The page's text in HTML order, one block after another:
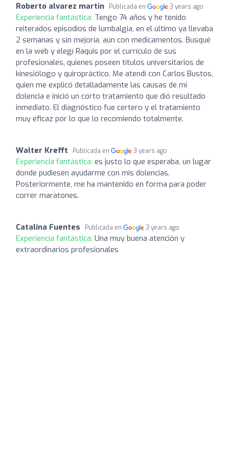
Roberto alvarez martin Publicada en 3 years ago
Experiencia fantástica: Tengo 74 años y he tenido
reiterados episodios de lumbalgia, en el último ya llevaba
2 semanas y sin mejoría, aún con medicamentos. Busqué
en la web y elegí Raquis por el currículo de sus
profesionales, quienes poseen títulos universitarios de
kinesiólogo y quiropráctico. Me atendí con Carlos Bustos,
quien me explicó detalladamente las causas de mi
dolencia e inició un corto tratamiento que dió resultado
inmediato. El diagnóstico fue certero y el tratamiento
muy eficaz por lo que lo recomiendo totalmente.
Walter Krefft Publicada en 3 years ago
Experiencia fantástica: es justo lo que esperaba, un lugar
donde pudiesen ayudarme con mis dolencias.
Posteriormente, me ha mantenido en forma para poder
correr maratones.
Catalina Fuentes Publicada en 3 years ago
Experiencia fantástica: Una muy buena atención y
extraordinarios profesionales